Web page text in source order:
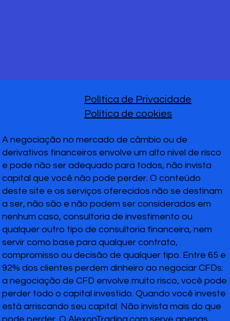
A negociação no mercado de câmbio ou de
derivativos financeiros envolve um alto nível de risco
e pode não ser adequado para todos, não invista
capital que você não pode perder. O conteúdo
deste site e os serviços oferecidos não se destinam
a ser, não são e não podem ser considerados em
nenhum caso, consultoria de investimento ou
qualquer outro tipo de consultoria financeira, nem
servir como base para qualquer contrato,
compromisso ou decisão de qualquer tipo. Entre 65 e
92% dos clientes perdem dinheiro ao negociar CFDs:
a negociação de CFD envolve muito risco, você pode
perder todo o capital investido. Quando você investe
está arriscando seu capital. Não invista mais do que
pode perder. O AlexonTrading.com serve apenas
Política de Privacidade
Política de cookies